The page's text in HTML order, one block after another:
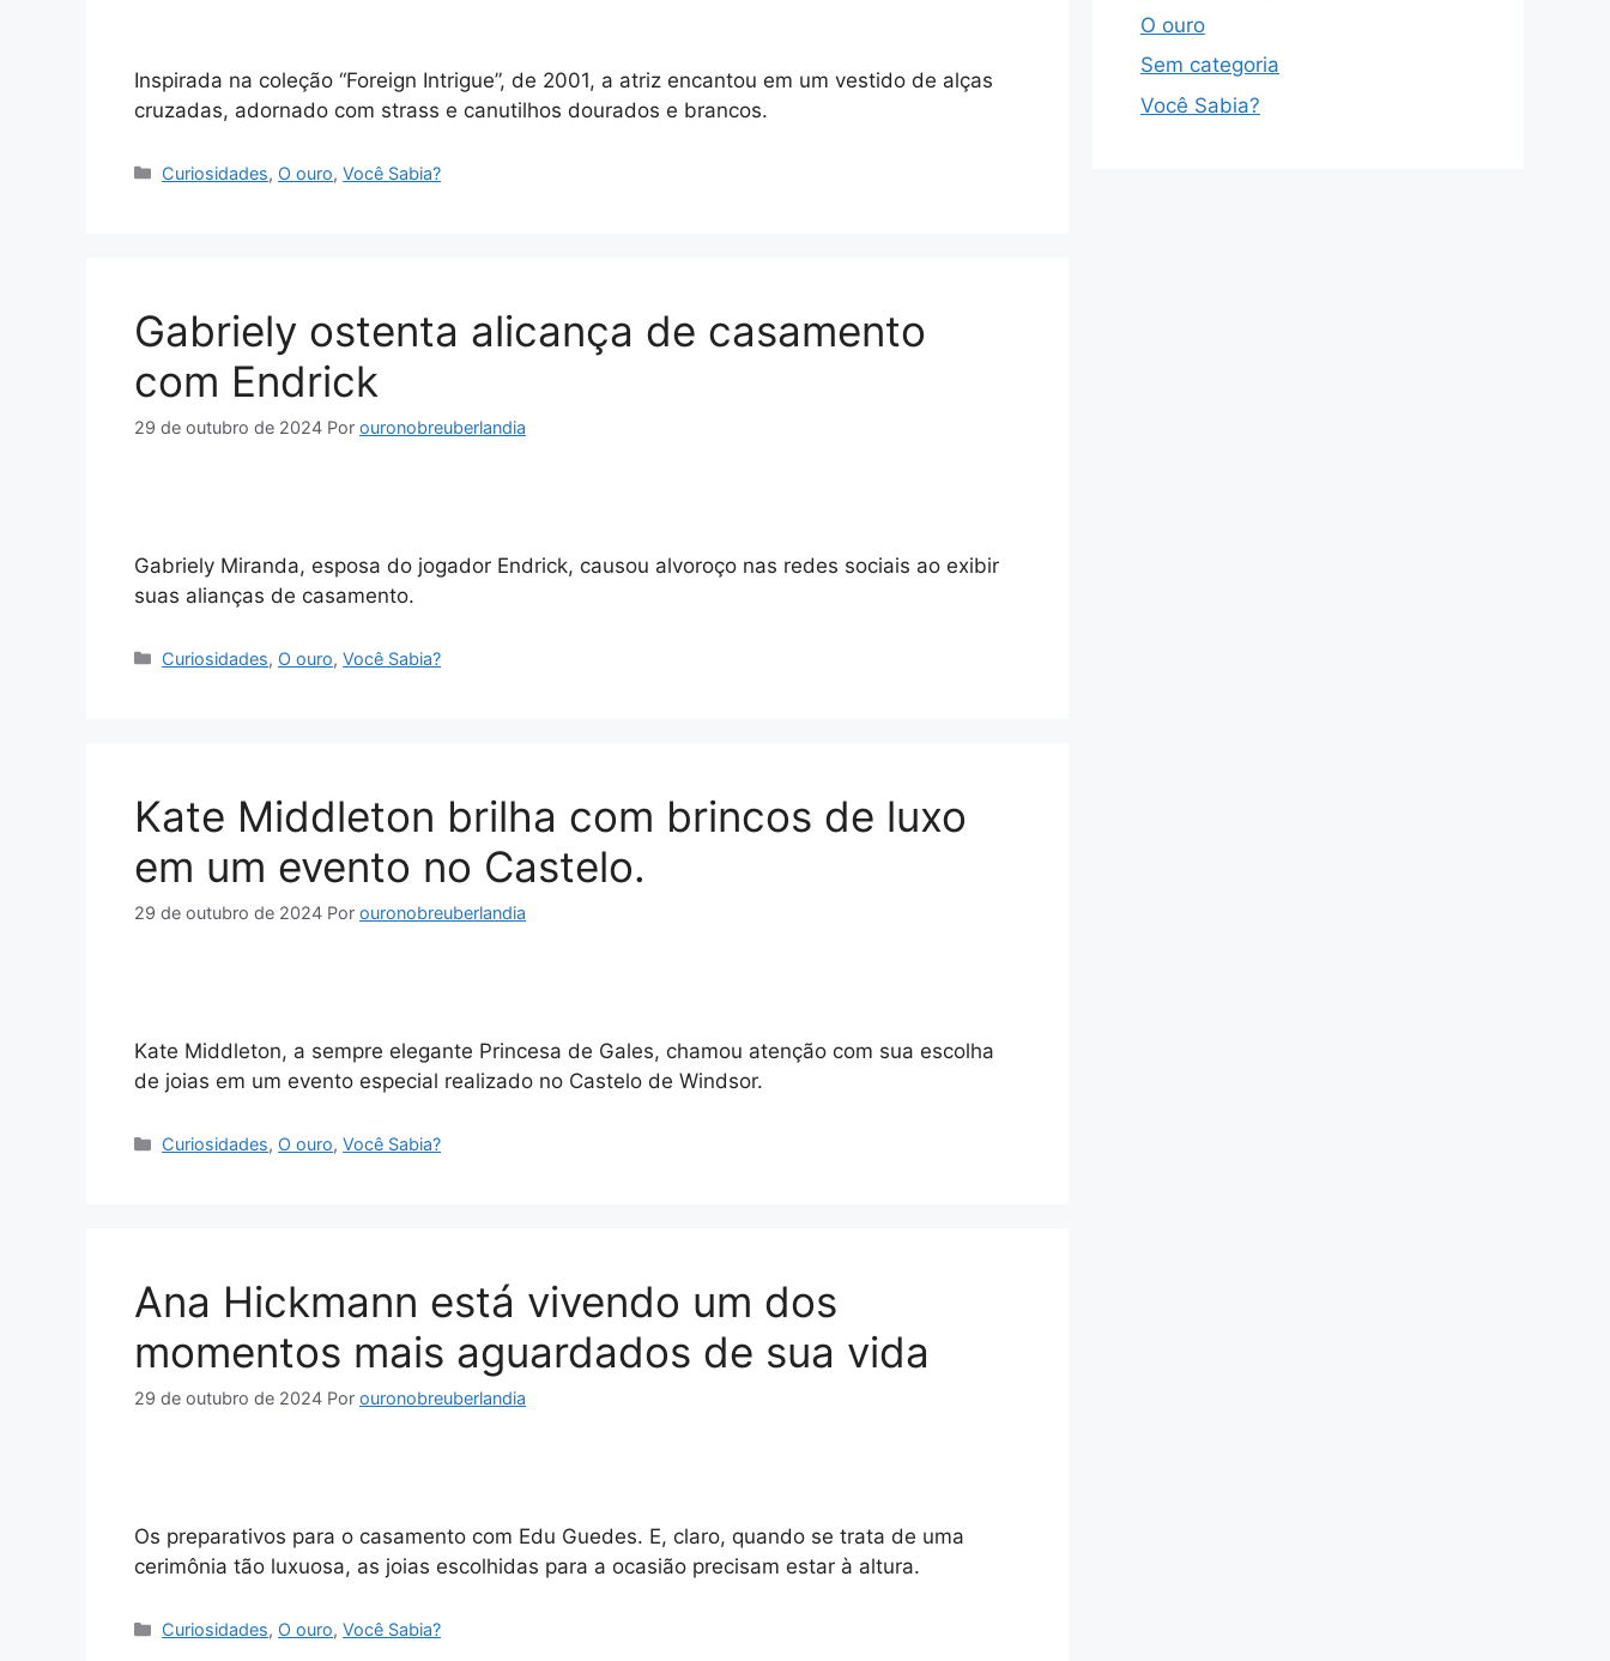
Inspirada na coleção “Foreign Intrigue”, de 2001, a atriz encantou em um vestido de alças
cruzadas, adornado com strass e canutilhos dourados e brancos.
Categorias
Curiosidades, O ouro,Você Sabia?
Gabriely ostenta alicança de casamento
com Endrick
29 de outubro de 2024 Por ouronobreuberlandia
Gabriely Miranda, esposa do jogador Endrick, causou alvoroço nas redes sociais ao exibir
suas alianças de casamento.
Categorias
Curiosidades, O ouro,Você Sabia?
Kate Middleton brilha com brincos de luxo
em um evento no Castelo.
29 de outubro de 2024 Por ouronobreuberlandia
Kate Middleton, a sempre elegante Princesa de Gales, chamou atenção com sua escolha
de joias em um evento especial realizado no Castelo de Windsor.
Categorias
Curiosidades, O ouro,Você Sabia?
Ana Hickmann está vivendo um dos
momentos mais aguardados de sua vida
29 de outubro de 2024 Por ouronobreuberlandia
Os preparativos para o casamento com Edu Guedes. E, claro, quando se trata de uma
cerimônia tão luxuosa, as joias escolhidas para a ocasião precisam estar à altura.
Categorias
Curiosidades, O ouro,Você Sabia?
O ouro
Sem categoria
Você Sabia?